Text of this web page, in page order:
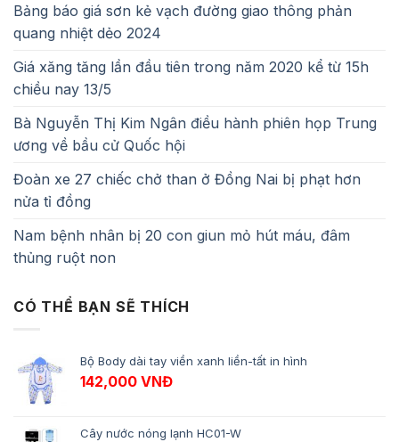
Bảng báo giá sơn kẻ vạch đường giao thông phản
quang nhiệt dẻo 2024
Giá xăng tăng lần đầu tiên trong năm 2020 kể từ 15h
chiều nay 13/5
Bà Nguyễn Thị Kim Ngân điều hành phiên họp Trung
ương về bầu cử Quốc hội
Đoàn xe 27 chiếc chở than ở Đồng Nai bị phạt hơn
nửa tỉ đồng
Nam bệnh nhân bị 20 con giun mỏ hút máu, đâm
thủng ruột non
CÓ THỂ BẠN SẼ THÍCH
Bộ Body dài tay viền xanh liền-tất in hình
142,000 VNĐ
Cây nước nóng lạnh HC01-W